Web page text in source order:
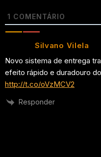
1 COMENTÁRIO
Silvano Vilela
Novo sistema de entrega
efeito rápido e duradouro
http://t.co/oVzMCV2
Responder